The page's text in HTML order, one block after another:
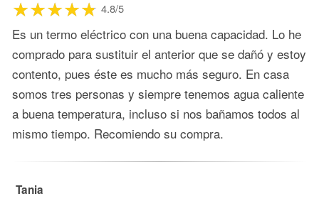
4.8/5
Es un termo eléctrico con una buena capacidad. Lo he
comprado para sustituir el anterior que se dañó y estoy
contento, pues éste es mucho más seguro. En casa
somos tres personas y siempre tenemos agua caliente
a buena temperatura, incluso si nos bañamos todos al
mismo tiempo. Recomiendo su compra.
Tania